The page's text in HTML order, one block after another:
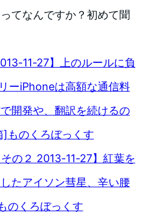
てなんですか？初めて聞
11-27】上のルールに負
ーiPhoneは高額な通信料
開発や、翻訳を続けるの
のくろぼっくす
の２ 2013-11-27】紅葉を
たアイソン彗星、辛い腰
のくろぼっくす